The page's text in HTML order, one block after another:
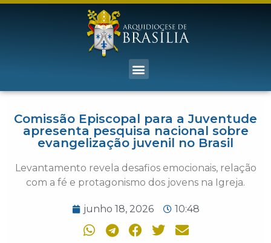
Comissão Episcopal para a Juventude
apresenta pesquisa nacional sobre
evangelização juvenil no Brasil
Levantamento revela desafios emocionais, relação
com a fé e protagonismo dos jovens na Igreja.
junho 18, 2026 10:48